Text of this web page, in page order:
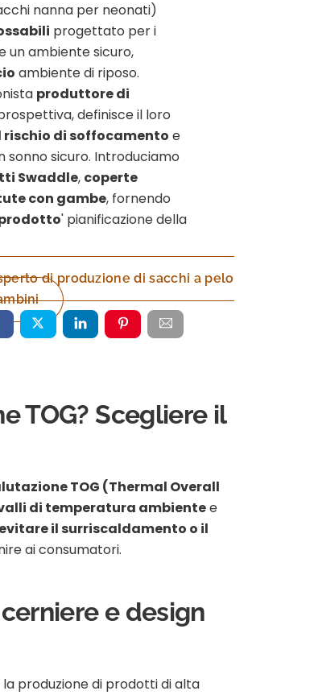
nanna per neonati)
progettato per i
un ambiente sicuro,
ambiente di riposo.
produttore di
definisce il loro
rischio di soffocamento e
sonno sicuro. Introduciamo
Swaddle, coperte
con gambe, fornendo
' pianificazione della
di produzione di sacchi a pelo
TOG? Scegliere il
TOG (Thermal Overall
di temperatura ambientee
evitare il surriscaldamento o il
ai consumatori.
e design
produzione di prodotti di alta